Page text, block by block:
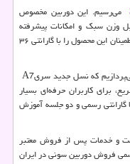
می‌رسیم. این دوربین مخصوص
وزن سبک و امکانات پیشرفته
فیلم‌برداری، انتخابی محبوب است. فروشگاه دوربین اطمینان این محصول را با گارانتی ۳۶
که نسل جدید سریA7
برای کاربران حرفه‌ای بسیار
گارانتی رسمی و دو جلسه آموزش
و خدمات پس از فروش معتبر
فروش دوربین سونی در ایران